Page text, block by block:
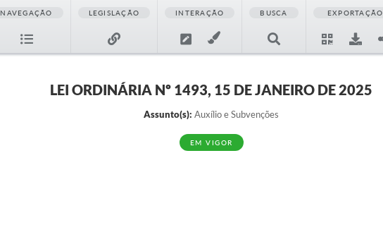
NAVEGAÇÃO LEGISLAÇÃO INTERAÇÃO BUSCA EXPORTAÇÃO
LEI ORDINÁRIA Nº 1493, 15 DE JANEIRO DE 2025
Assunto(s): Auxílio e Subvenções
EM VIGOR